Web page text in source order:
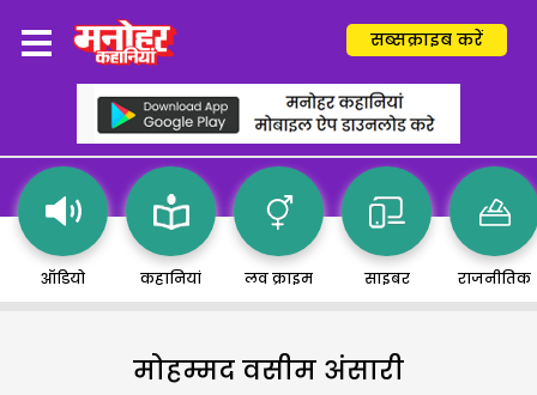
सब्सक्राइब करें
ऑडियो कहानियां लव क्राइम साइबर राजनीतिक
मोहम्मद वसीम अंसारी